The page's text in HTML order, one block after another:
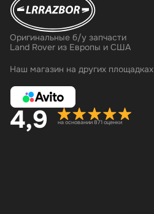
Оригинальные б/у запчасти
Land Rover из Европы и США
Наш магазин на других площадках
4,9 на основании 871 оценки